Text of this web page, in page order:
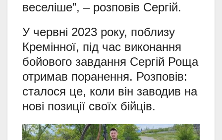
веселіше”, – розповів Сергій.
У червні 2023 року, поблизу
Кремінної, під час виконання
бойового завдання Сергій Роща
отримав поранення. Розповів:
сталося це, коли він заводив на
нові позиції своїх бійців.